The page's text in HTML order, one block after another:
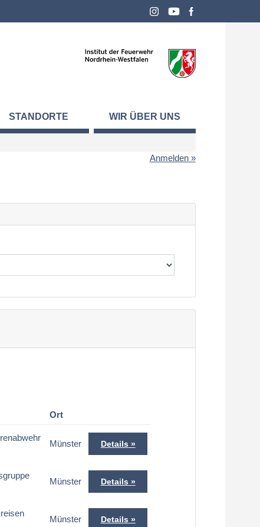
STANDORTE WIR ÜBER UNS
Anmelden
Ort
Münster Details
Münster Details
Münster Details